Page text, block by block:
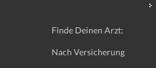
Finde Deinen Arzt:
Nach Versicherung